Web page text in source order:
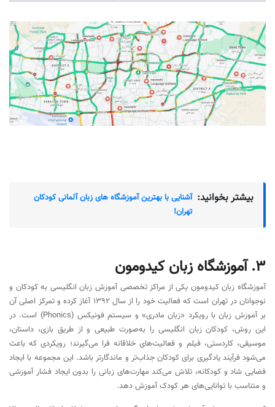
بیشتر بخوانید: آشنایی با بهترین آموزشگاه های زبان آلمانی کودکان
تهران!
3. آموزشگاه زبان کیدومون
آموزشگاه زبان کیدومون یکی از مراکز تخصصی آموزش زبان انگلیسی به کودکان و
نوجوانان در تهران است که فعالیت خود را از سال 1392 آغاز کرده و تمرکز اصلی آن
بر آموزش زبان با رویکرد «زبان مادری» و سیستم فونیکس (Phonics) است. در
این روش، کودکان زبان انگلیسی را به‌صورت طبیعی و از طریق بازی، داستان،
موسیقی، کاردستی، فیلم و فعالیت‌های خلاقانه فرا می‌گیرند؛ رویکردی که باعث
می‌شود فرآیند یادگیری برای کودکان جذاب‌تر و ماندگارتر باشد. این مجموعه با ایجاد
فضایی شاد و کودکانه، تلاش می‌کند مهارت‌های زبانی را بدون ایجاد فشار آموزشی
و متناسب با توانایی‌های هر کودک آموزش دهد.